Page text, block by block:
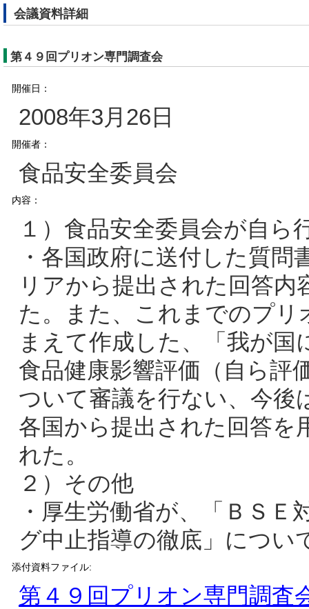
会議資料詳細
第４９回プリオン専門調査会
開催日：
2008年3月26日
開催者：
食品安全委員会
内容：
１）食品安全委員会が自ら
・各国政府に送付した質
リアから提出された回答
た。また、これまでのプ
まえて作成した、「我が
食品健康影響評価（自ら評
ついて審議を行ない、今後
各国から提出された回答を
れた。
２）その他
・厚生労働省が、「ＢＳ
グ中止指導の徹底」につい
添付資料ファイル:
第４９回プリオン専門調査